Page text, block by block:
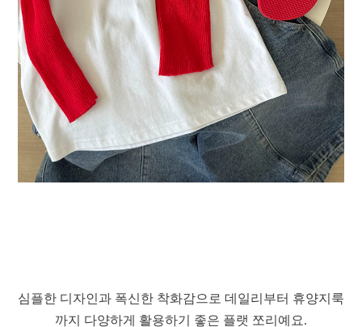
심플한 디자인과 폭신한 착화감으로 데일리부터 휴양지룩
까지 다양하게 활용하기 좋은 플랫 쪼리예요.